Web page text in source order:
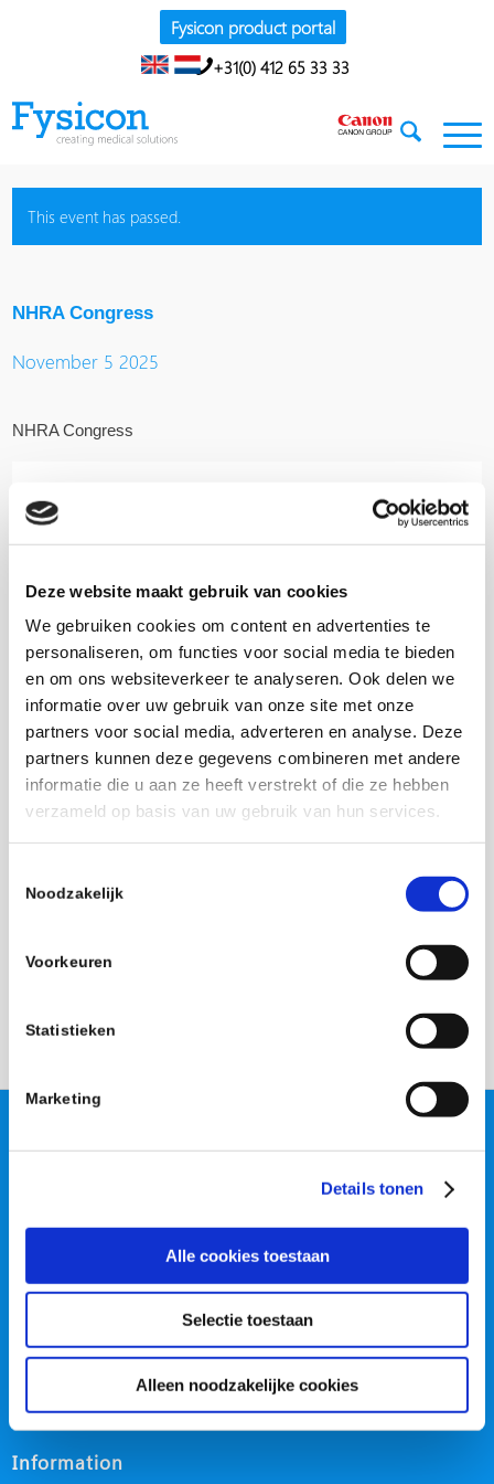
Deze website maakt gebruik van cookies
We gebruiken cookies om content en advertenties te
personaliseren, om functies voor social media te bieden
en om ons websiteverkeer te analyseren. Ook delen we
informatie over uw gebruik van onze site met onze
partners voor social media, adverteren en analyse. Deze
partners kunnen deze gegevens combineren met andere
informatie die u aan ze heeft verstrekt of die ze hebben
verzameld op basis van uw gebruik van hun services.
Noodzakelijk
Voorkeuren
Statistieken
Marketing
Details tonen
Alle cookies toestaan
Selectie toestaan
Alleen noodzakelijke cookies
Fysicon product portal
+31(0) 412 65 33 33
This event has passed.
NHRA Congress
November 5 2025
NHRA Congress
November 5
Details
Telephone:+31(0) 412 65 33 33
info@fysicon.com
About us
Information